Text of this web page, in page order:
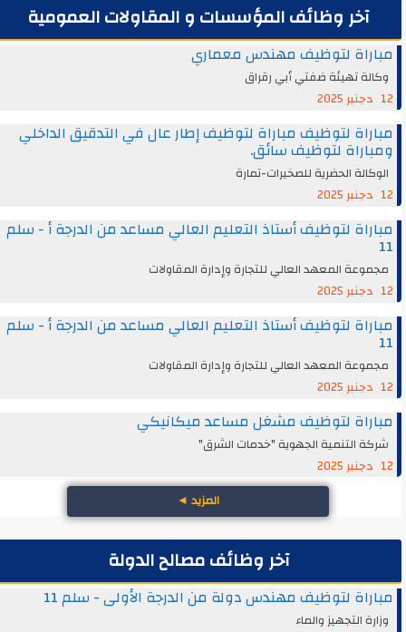
آخر وظائف المؤسسات و المقاولات العمومية
مباراة لتوظيف مهندس معماري
وكالة تهيئة ضفتي أبي رقراق
12 دجنبر 2025
مباراة لتوظيف مباراة لتوظيف إطار عال في التدقيق الداخلي
ومباراة لتوظيف سائق.
الوكالة الحضرية للصخيرات-تمارة
12 دجنبر 2025
مباراة لتوظيف أستاذ التعليم العالي مساعد من الدرجة أ - سلم
11
مجموعة المعهد العالي للتجارة وإدارة المقاولات
12 دجنبر 2025
مباراة لتوظيف أستاذ التعليم العالي مساعد من الدرجة أ - سلم
11
مجموعة المعهد العالي للتجارة وإدارة المقاولات
12 دجنبر 2025
مباراة لتوظيف مشغل مساعد ميكانيكي
شركة التنمية الجهوية "خدمات الشرق"
12 دجنبر 2025
المزيد◄
آخر وظائف مصالح الدولة
مباراة لتوظيف مهندس دولة من الدرجة الأولى - سلم 11
وزارة التجهيز والماء